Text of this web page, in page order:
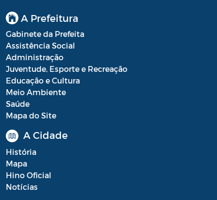
Orçamentária (RREO) - A partir de 2021
Saúde - Regimento Interno
A Prefeitura
Gabinete da Prefeita
Assistência Social
Administração
Juventude, Esporte e Recreação
Educação e Cultura
Meio Ambiente
Saúde
Mapa do Site
A Cidade
História
Mapa
Hino Oficial
Notícias